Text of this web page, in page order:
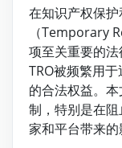
在知识产权保
（Temporary
项至关重要的
TRO被频繁用
的合法权益。
制，特别是在
家和平台带来的